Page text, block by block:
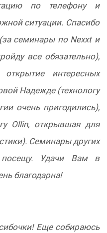
по телефону и
ситуации. Спасибо
семинары по Nexxt и
все обязательно),
интересных
Надежде (технологу
очень пригодились),
Ollin, открывшая для
Семинары других
посещу. Удачи Вам в
благодарна!
Еще собираюсь